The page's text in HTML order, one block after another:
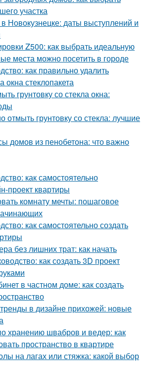
участка
Новокузнецке: даты выступлений и
Z500: как выбрать идеальную
места можно посетить в городе
как правильно удалить
окна стеклопакета
грунтовку со стекла окна:
отмыть грунтовку со стекла: лучшие
домов из пенобетона: что важно
как самостоятельно
проект квартиры
комнату мечты: пошаговое
как самостоятельно создать
без лишних трат: как начать
как создать 3D проект
в частном доме: как создать
в дизайне прихожей: новые
хранению швабров и ведер: как
пространство в квартире
на лагах или стяжка: какой выбор